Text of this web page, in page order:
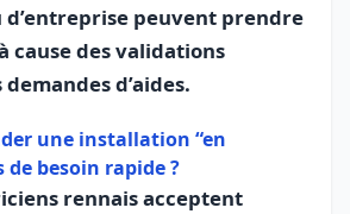
peuvent prendre
cause des validations
d’aides.
une installation “en
de besoin rapide ?
rennais acceptent